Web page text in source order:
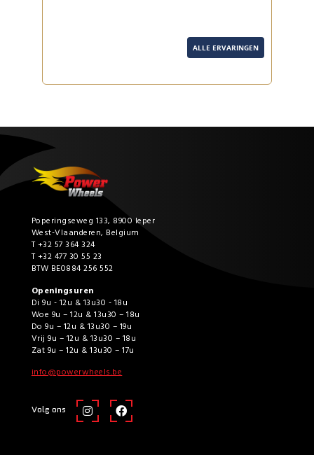
ALLE ERVARINGEN
Poperingseweg 133, 8900 Ieper
West-Vlaanderen, Belgium
T +32 57 364 324
T +32 477 30 55 23
BTW BE0884 256 552
Openingsuren
Di 9u - 12u & 13u30 - 18u
Woe 9u – 12u & 13u30 – 18u
Do 9u – 12u & 13u30 – 19u
Vrij 9u – 12u & 13u30 – 18u
Zat 9u – 12u & 13u30 – 17u
info@powerwheels.be
Volg ons